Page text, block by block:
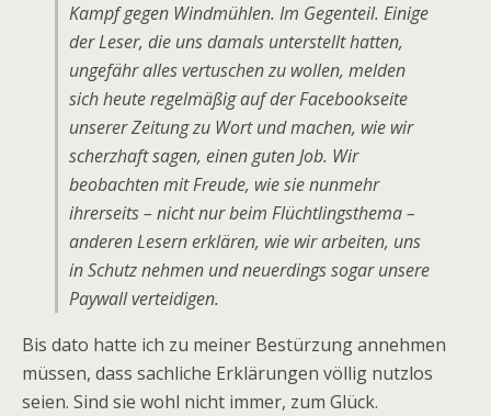
Kampf gegen Windmühlen. Im Gegenteil. Einige
der Leser, die uns damals unterstellt hatten,
ungefähr alles vertuschen zu wollen, melden
sich heute regelmäßig auf der Facebookseite
unserer Zeitung zu Wort und machen, wie wir
scherzhaft sagen, einen guten Job. Wir
beobachten mit Freude, wie sie nunmehr
ihrerseits – nicht nur beim Flüchtlingsthema –
anderen Lesern erklären, wie wir arbeiten, uns
in Schutz nehmen und neuerdings sogar unsere
Paywall verteidigen.
Bis dato hatte ich zu meiner Bestürzung annehmen
müssen, dass sachliche Erklärungen völlig nutzlos
seien. Sind sie wohl nicht immer, zum Glück.